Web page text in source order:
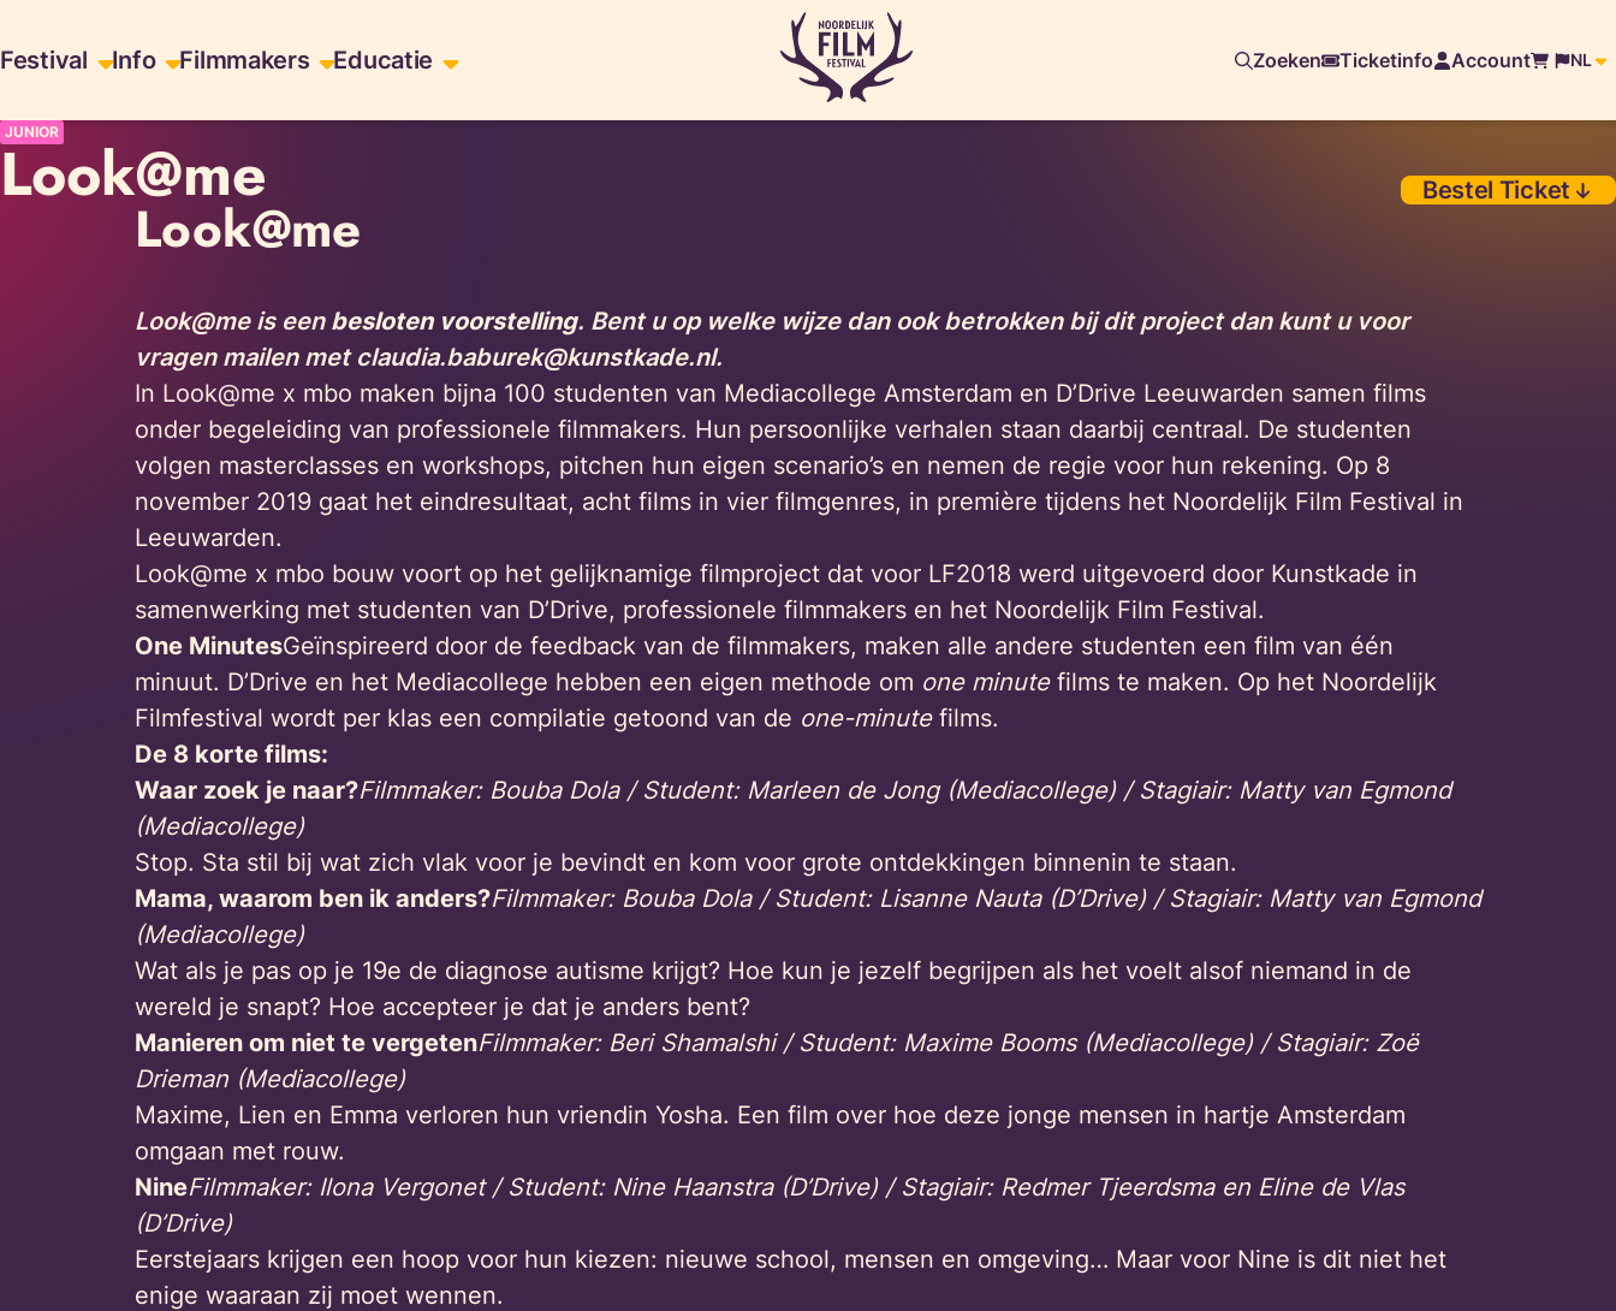
Festival Info Filmmakers Educatie Zoeken Ticketinfo Account NL
JUNIOR
Look@me Bestel Ticket
Look@me
Look@me is een besloten voorstelling. Bent u op welke wijze dan ook betrokken bij dit project dan kunt u voor
vragen mailen met claudia.baburek@kunstkade.nl.
In Look@me x mbo maken bijna 100 studenten van Mediacollege Amsterdam en D’Drive Leeuwarden samen films
onder begeleiding van professionele filmmakers. Hun persoonlijke verhalen staan daarbij centraal. De studenten
volgen masterclasses en workshops, pitchen hun eigen scenario’s en nemen de regie voor hun rekening. Op 8
november 2019 gaat het eindresultaat, acht films in vier filmgenres, in première tijdens het Noordelijk Film Festival in
Leeuwarden.
Look@me x mbo bouw voort op het gelijknamige filmproject dat voor LF2018 werd uitgevoerd door Kunstkade in
samenwerking met studenten van D’Drive, professionele filmmakers en het Noordelijk Film Festival.
One MinutesGeïnspireerd door de feedback van de filmmakers, maken alle andere studenten een film van één
minuut. D’Drive en het Mediacollege hebben een eigen methode om one minutefilms te maken. Op het Noordelijk
Filmfestival wordt per klas een compilatie getoond van de one-minute films.
De 8 korte films:
Waar zoek je naar?Filmmaker: Bouba Dola / Student: Marleen de Jong (Mediacollege) / Stagiair: Matty van Egmond
(Mediacollege)
Stop. Sta stil bij wat zich vlak voor je bevindt en kom voor grote ontdekkingen binnenin te staan.
Mama, waarom ben ik anders?Filmmaker: Bouba Dola / Student: Lisanne Nauta (D’Drive) / Stagiair: Matty van Egmond
(Mediacollege)
Wat als je pas op je 19e de diagnose autisme krijgt? Hoe kun je jezelf begrijpen als het voelt alsof niemand in de
wereld je snapt? Hoe accepteer je dat je anders bent?
Manieren om niet te vergetenFilmmaker: Beri Shamalshi / Student: Maxime Booms (Mediacollege) / Stagiair: Zoë
Drieman (Mediacollege)
Maxime, Lien en Emma verloren hun vriendin Yosha. Een film over hoe deze jonge mensen in hartje Amsterdam
omgaan met rouw.
NineFilmmaker: Ilona Vergonet / Student: Nine Haanstra (D’Drive) / Stagiair: Redmer Tjeerdsma en Eline de Vlas
(D’Drive)
Eerstejaars krijgen een hoop voor hun kiezen: nieuwe school, mensen en omgeving… Maar voor Nine is dit niet het
enige waaraan zij moet wennen.